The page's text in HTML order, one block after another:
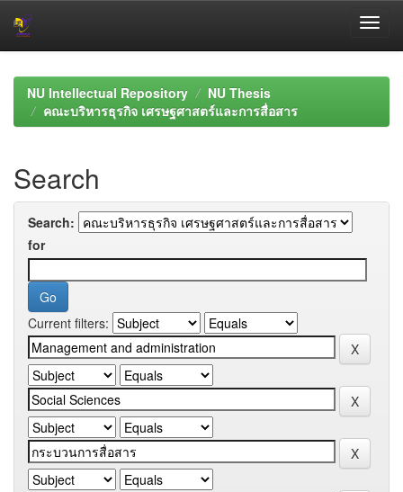
navigationNU Intellectual Repository
NU Thesis
คณะบริหารธุรกิจ เศรษฐศาสตร์และการสื่อสาร
Search
Search:
for
Current filters: